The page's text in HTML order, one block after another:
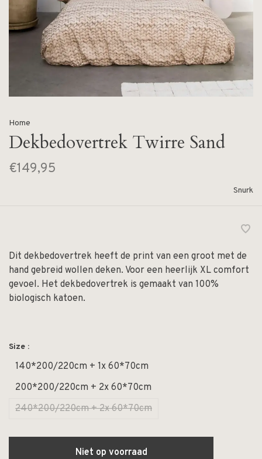
Home
Dekbedovertrek Twirre Sand
€149,95
Snurk
Dit dekbedovertrek heeft de print van een groot met de
hand gebreid wollen deken. Voor een heerlijk XL comfort
gevoel. Het dekbedovertrek is gemaakt van 100%
biologisch katoen.
Size :
140*200/220cm + 1x 60*70cm
200*200/220cm + 2x 60*70cm
240*200/220cm + 2x 60*70cm
Niet op voorraad